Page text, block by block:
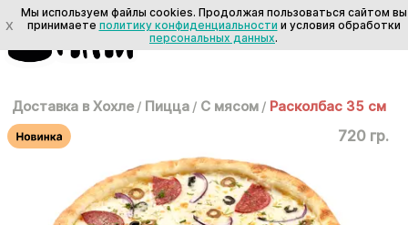
Доставка в Хохле / Пицца / С мясом / Расколбас 35 см
720 гр.
X
Мы используем файлы cookies. Продолжая пользоваться сайтом вы
принимаете политику конфиденциальности и условия обработки
персональных данных.